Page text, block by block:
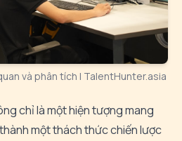
và phân tích | TalentHunter.asia
chỉ là một hiện tượng mang
một thách thức chiến lược